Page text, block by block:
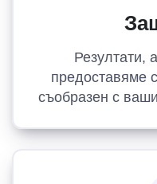
Резултати,
предоставяме
съобразен с